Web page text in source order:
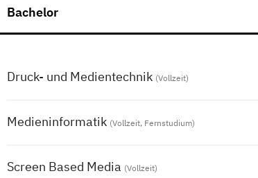
Bachelor
Druck- und Medientechnik (Vollzeit)
Medieninformatik (Vollzeit, Fernstudium)
Screen Based Media (Vollzeit)